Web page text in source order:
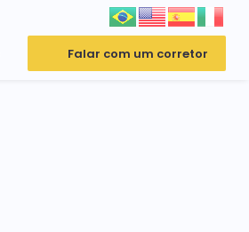
Falar com um corretor